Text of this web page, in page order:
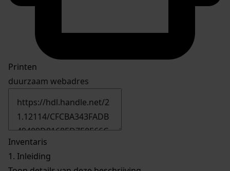
Printen
duurzaam webadres
Inventaris
1. Inleiding